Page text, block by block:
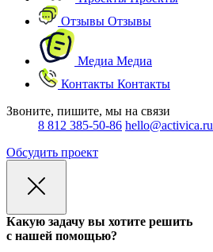
Отзывы Отзывы
Медиа Медиа
Контакты Контакты
Звоните, пишите, мы на связи
8 812 385-50-86 hello@activica.ru
Обсудить проект
Какую задачу вы хотите решить
с нашей помощью?